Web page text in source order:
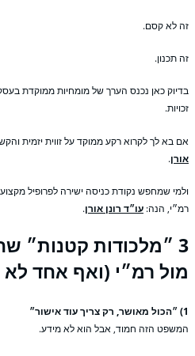
לא קסם.
תכנון.
כאן נכנס הערך של מומחיות ממוקדת
בא לך לקרוא רקע ממוקד על זווית יזמית
.
שמחפש נקודת כניסה ישירה לפרופיל מקצועי
הנה:עו״ד רונן אורן.
3 ״מלכודות קטנות״
רמ״י (ואף אחד לא
הזה חמוד, אבל הוא לא מידע.